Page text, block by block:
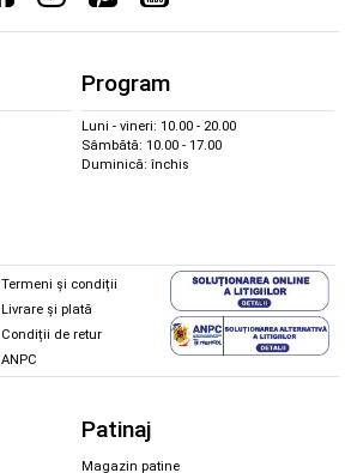
Program
Luni - vineri: 10.00 - 20.00
Sâmbătă: 10.00 - 17.00
Duminică: închis
Termeni și condiții
Livrare și plată
Condiții de retur
ANPC
Patinaj
Magazin patine